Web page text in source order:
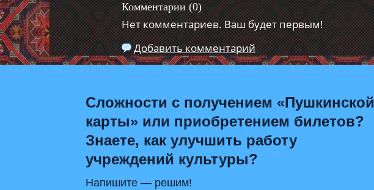
Комментарии (0)
Нет комментариев. Ваш будет первым!
Добавить комментарий
Сложности с получением «Пушкинской
карты» или приобретением билетов?
Знаете, как улучшить работу
учреждений культуры?
Напишите — решим!